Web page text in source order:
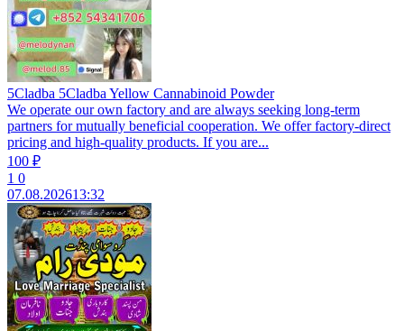
5Cladba 5Cladba Yellow Cannabinoid Powder
We operate our own factory and are always seeking long-term
partners for mutually beneficial cooperation. We offer factory-direct
pricing and high-quality products. If you are...
100 ₽
1 0
07.08.202613:32